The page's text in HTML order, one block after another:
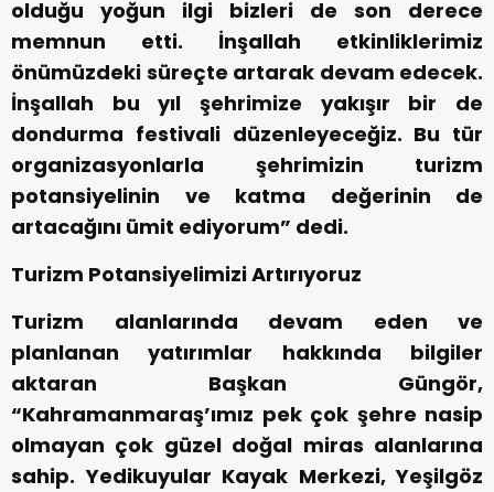
olduğu yoğun ilgi bizleri de son derece
memnun etti. İnşallah etkinliklerimiz
önümüzdeki süreçte artarak devam edecek.
İnşallah bu yıl şehrimize yakışır bir de
dondurma festivali düzenleyeceğiz. Bu tür
organizasyonlarla şehrimizin turizm
potansiyelinin ve katma değerinin de
artacağını ümit ediyorum” dedi.
Turizm Potansiyelimizi Artırıyoruz
Turizm alanlarında devam eden ve
planlanan yatırımlar hakkında bilgiler
aktaran Başkan Güngör,
“Kahramanmaraş’ımız pek çok şehre nasip
olmayan çok güzel doğal miras alanlarına
sahip. Yedikuyular Kayak Merkezi, Yeşilgöz